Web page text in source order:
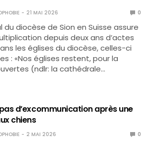
21 MAI 2026 0
du diocèse de Sion en Suisse assure
depuis deux ans d’actes
les églises du diocèse, celles-ci
: «Nos églises restent, pour la
(ndlr: la cathédrale…
d’excommunication après une
chiens
2 MAI 2026 0